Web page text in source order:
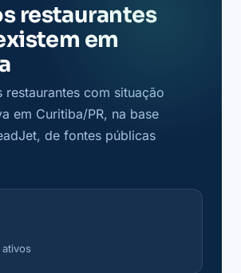
restaurantes
em
restaurantes com situação
em Curitiba/PR, na base
de fontes públicas